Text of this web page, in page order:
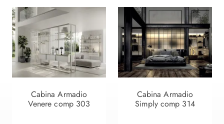
Cabina Armadio
Venere comp 303
Cabina Armadio
Simply comp 314